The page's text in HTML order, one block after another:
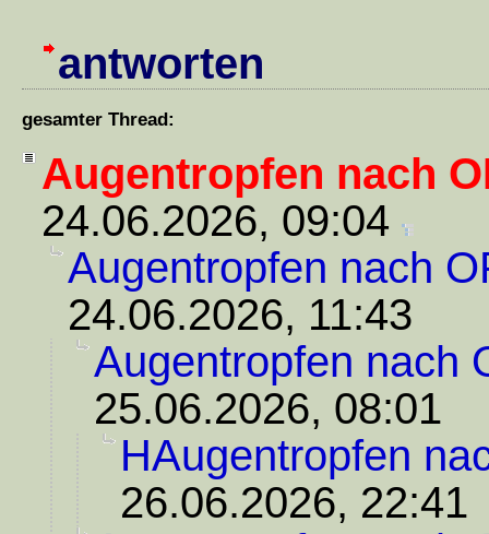
antworten
gesamter Thread:
Augentropfen nach
24.06.2026, 09:04
Augentropfen nach
24.06.2026, 11:43
Augentropfen nach
25.06.2026, 08:01
HAugentropfen
26.06.2026, 22:41